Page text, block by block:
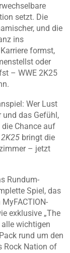
setzt. Die
und die
ins
formst,
oder
– WWE 2K25
Wer Lust
und das Gefühl,
Chance auf
2K25 bringt die
– jetzt
Rundum-
Spiel, das
exklusive „The
wichtigen
rund um den
Rock Nation of